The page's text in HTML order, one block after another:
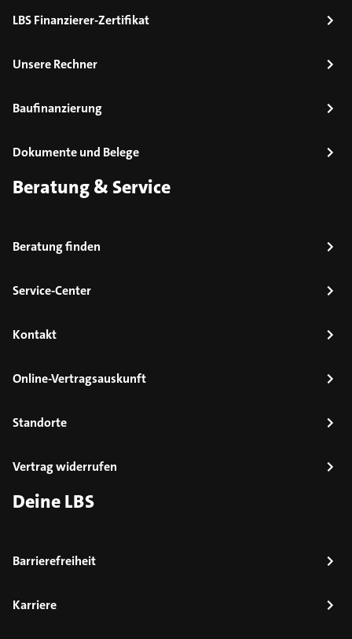
LBS Finanzierer-Zertifikat
Unsere Rechner
Baufinanzierung
Dokumente und Belege
Beratung & Service
Beratung finden
Service-Center
Kontakt
Online-Vertragsauskunft
Standorte
Vertrag widerrufen
Deine LBS
Barrierefreiheit
Karriere